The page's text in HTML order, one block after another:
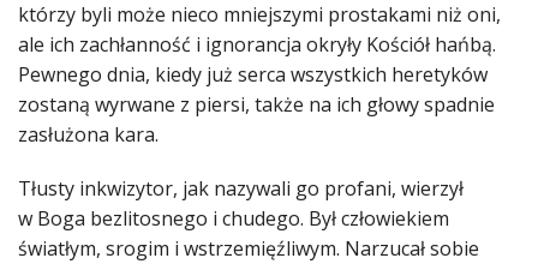
którzy byli może nieco mniejszymi prostakami niż oni,
ale ich zachłanność i ignorancja okryły Kościół hańbą.
Pewnego dnia, kiedy już serca wszystkich heretyków
zostaną wyrwane z piersi, także na ich głowy spadnie
zasłużona kara.
Tłusty inkwizytor, jak nazywali go profani, wierzył
w Boga bezlitosnego i chudego. Był człowiekiem
światłym, srogim i wstrzemięźliwym. Narzucał sobie